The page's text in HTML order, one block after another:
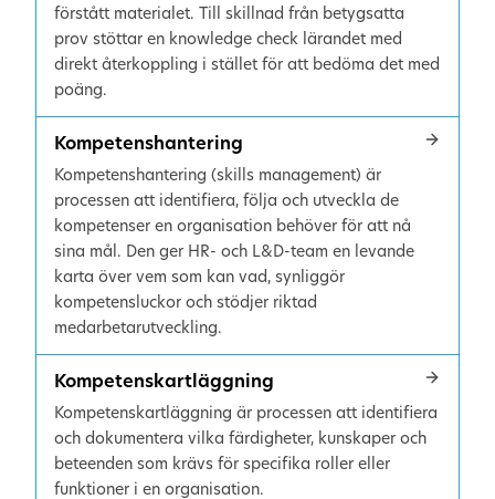
förstått materialet. Till skillnad från betygsatta
prov stöttar en knowledge check lärandet med
direkt återkoppling i stället för att bedöma det med
poäng.
Kompetenshantering
Kompetenshantering (skills management) är
processen att identifiera, följa och utveckla de
kompetenser en organisation behöver för att nå
sina mål. Den ger HR- och L&D-team en levande
karta över vem som kan vad, synliggör
kompetensluckor och stödjer riktad
medarbetarutveckling.
Kompetenskartläggning
Kompetenskartläggning är processen att identifiera
och dokumentera vilka färdigheter, kunskaper och
beteenden som krävs för specifika roller eller
funktioner i en organisation.